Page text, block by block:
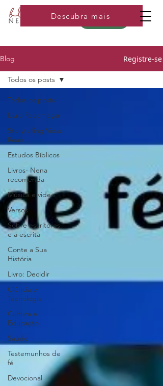
Loja
Descubra mais
Blog Registre-se
Todos os posts
Livro Recomeçar
Storytelling Vidas
Reais
Estudos Bíblicos
Livros- Nena
recomenda
Música e video
Versos
Sobre escritores
e a escrita
Conte a Sua
História
Livro: Decidir
Ciência e
Tecnologia
Cultura e
Educação
Saúde
Testemunhos de
fé
Devocional
Todos os posts